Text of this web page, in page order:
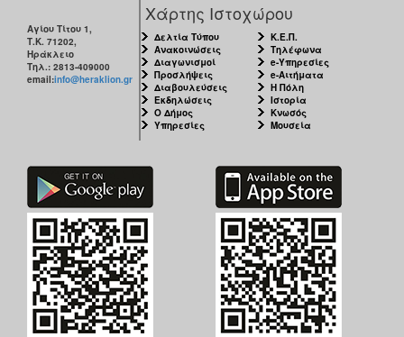
Αγίου Τίτου 1,
Τ.Κ. 71202,
Ηράκλειο
Τηλ.: 2813-409000
email:info@heraklion.gr
Χάρτης Ιστοχώρου
Δελτία Τύπου
Ανακοινώσεις
Διαγωνισμοί
Προσλήψεις
Διαβουλεύσεις
Εκδηλώσεις
Ο Δήμος
Υπηρεσίες
Κ.Ε.Π.
Τηλέφωνα
e-Υπηρεσίες
e-Αιτήματα
Η Πόλη
Ιστορία
Κνωσός
Μουσεία